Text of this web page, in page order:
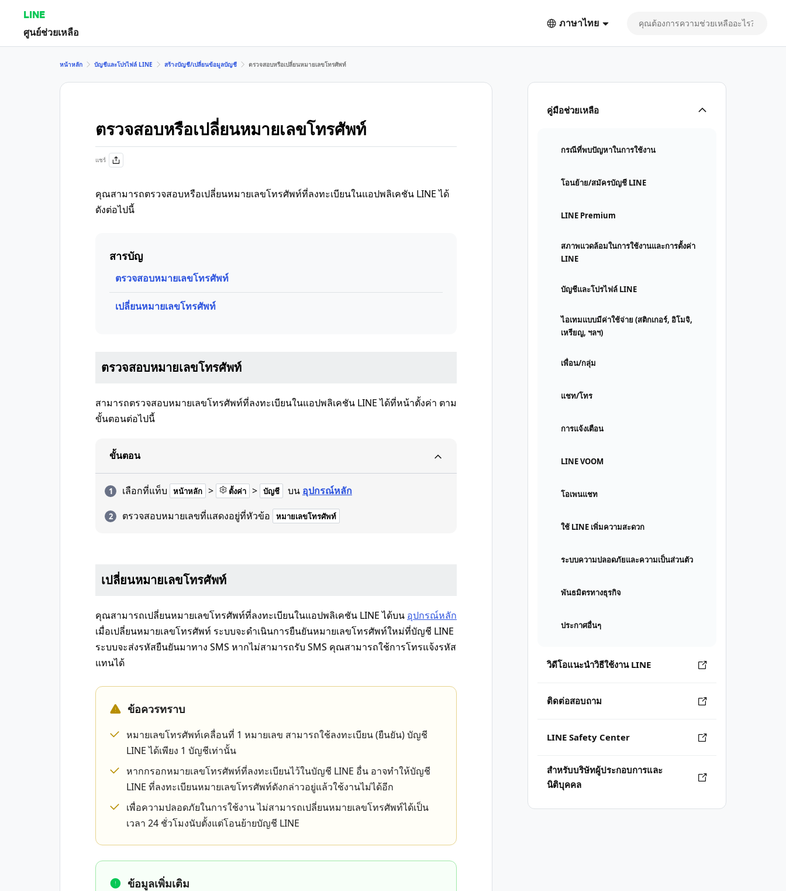
LINE
ศูนย์ช่วยเหลือ
ภาษาไทย
คู่มือช่วยเหลือ
กรณีที่พบปัญหาในการใช้งาน
โอนย้าย/สมัครบัญชี LINE
LINE Premium
สภาพแวดล้อมในการใช้งานและการตั้งค่า
LINE
บัญชีและโปรไฟล์ LINE
ไอเทมแบบมีค่าใช้จ่าย (สติกเกอร์, อิโมจิ,
เหรียญ, ฯลฯ)
เพื่อน/กลุ่ม
แชท/โทร
การแจ้งเตือน
LINE VOOM
โอเพนแชท
ใช้ LINE เพิ่มความสะดวก
ระบบความปลอดภัยและความเป็นส่วนตัว
พันธมิตรทางธุรกิจ
ประกาศอื่นๆ
วิดีโอแนะนำวิธีใช้งาน LINE
ติดต่อสอบถาม
LINE Safety Center
สำหรับบริษัทผู้ประกอบการและ
นิติบุคคล
หน้าหลัก บัญชีและโปรไฟล์ LINE สร้างบัญชี/เปลี่ยนข้อมูลบัญชี ตรวจสอบหรือเปลี่ยนหมายเลขโทรศัพท์
ตรวจสอบหรือเปลี่ยนหมายเลขโทรศัพท์
แชร์
คุณสามารถตรวจสอบหรือเปลี่ยนหมายเลขโทรศัพท์ที่ลงทะเบียนในแอปพลิเคชัน LINE ได้
ดังต่อไปนี้
สารบัญ
ตรวจสอบหมายเลขโทรศัพท์
เปลี่ยนหมายเลขโทรศัพท์
ตรวจสอบหมายเลขโทรศัพท์
สามารถตรวจสอบหมายเลขโทรศัพท์ที่ลงทะเบียนในแอปพลิเคชัน LINE ได้ที่หน้าตั้งค่า ตาม
ขั้นตอนต่อไปนี้
ขั้นตอน
เลือกที่แท็บ หน้าหลัก > ตั้งค่า > บัญชี บน อุปกรณ์หลัก
ตรวจสอบหมายเลขที่แสดงอยู่ที่หัวข้อ
หมายเลขโทรศัพท์
เปลี่ยนหมายเลขโทรศัพท์
คุณสามารถเปลี่ยนหมายเลขโทรศัพท์ที่ลงทะเบียนในแอปพลิเคชัน LINE ได้บน อุปกรณ์หลัก
เมื่อเปลี่ยนหมายเลขโทรศัพท์ ระบบจะดำเนินการยืนยันหมายเลขโทรศัพท์ใหม่ที่บัญชี LINE
ระบบจะส่งรหัสยืนยันมาทาง SMS หากไม่สามารถรับ SMS คุณสามารถใช้การโทรแจ้งรหัส
แทนได้
ข้อควรทราบ
หมายเลขโทรศัพท์เคลื่อนที่ 1 หมายเลข สามารถใช้ลงทะเบียน (ยืนยัน) บัญชี
LINE ได้เพียง 1 บัญชีเท่านั้น
หากกรอกหมายเลขโทรศัพท์ที่ลงทะเบียนไว้ในบัญชี LINE อื่น อาจทำให้บัญชี
LINE ที่ลงทะเบียนหมายเลขโทรศัพท์ดังกล่าวอยู่แล้วใช้งานไม่ได้อีก
เพื่อความปลอดภัยในการใช้งาน ไม่สามารถเปลี่ยนหมายเลขโทรศัพท์ได้เป็น
เวลา 24 ชั่วโมงนับตั้งแต่โอนย้ายบัญชี LINE
ข้อมูลเพิ่มเติม